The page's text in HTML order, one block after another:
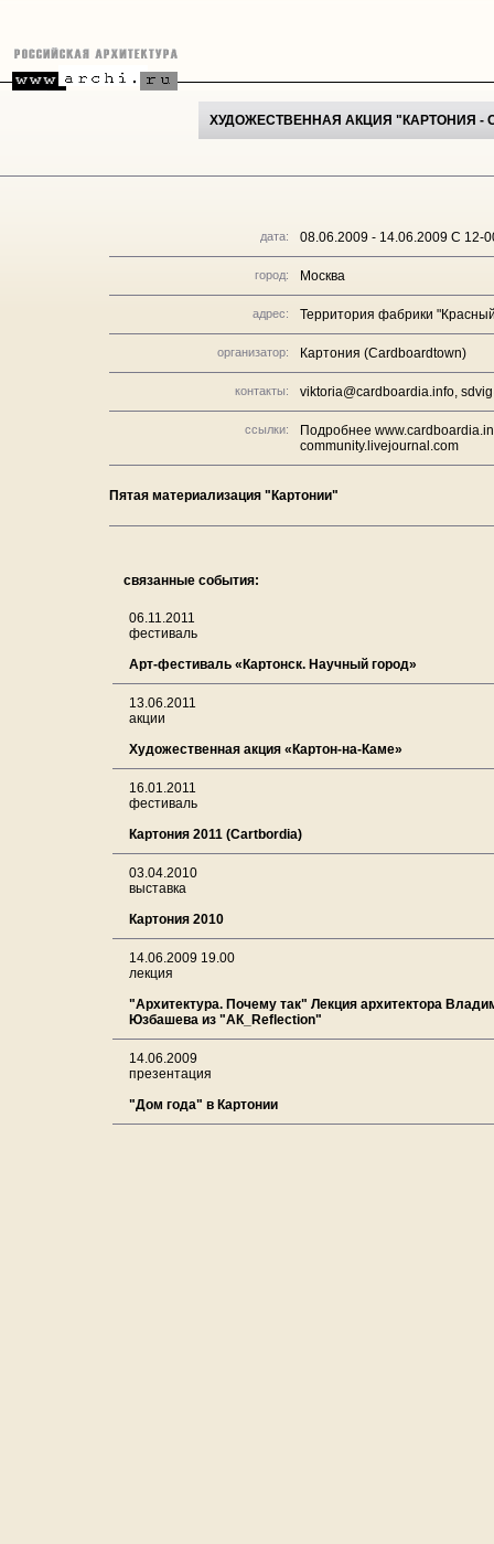
ХУДОЖЕСТВЕННАЯ АКЦИЯ "КАРТОНИЯ
дата: 08.06.2009 - 14.06.2009 С 12-
город: Москва
адрес: Территория фабрики
организатор: Картония (Cardboardtown)
контакты: viktoria@cardboardia.info,
ссылки:
Подробнее
community.livejournal.com
Пятая материализация "Картонии"
связанные события:
06.11.2011
фестиваль
Арт-фестиваль «Картонск. Научный город»
13.06.2011
акции
Художественная акция «Картон-на-Каме»
16.01.2011
фестиваль
Картония 2011 (Cartbordia)
03.04.2010
выставка
Картония 2010
14.06.2009 19.00
лекция
"Архитектура. Почему так" Лекция архитектора
Юзбашева из "АК_Reflection"
14.06.2009
презентация
"Дом года" в Картонии